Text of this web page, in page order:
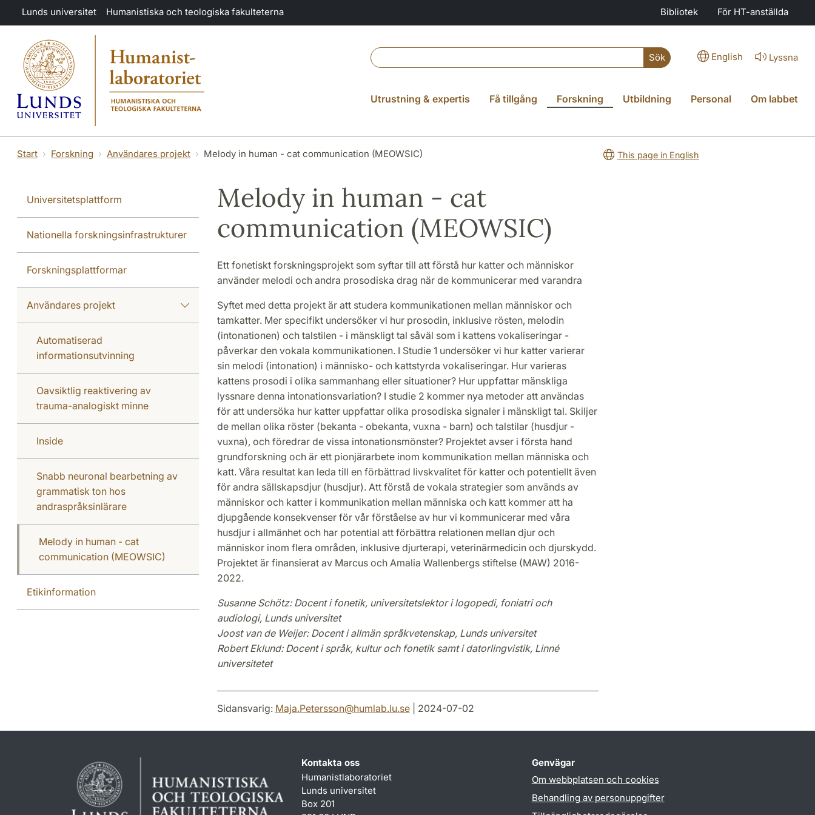
Hoppa till huvudinnehåll
Lunds universitet Humanistiska och teologiska fakulteterna Bibliotek För HT-anställda
Sök English Lyssna
Utrustning & expertis Få tillgång Forskning Utbildning Personal Om labbet
Start Forskning Användares projekt Melody in human - cat communication (MEOWSIC) This page in English
Universitetsplattform
Nationella forskningsinfrastrukturer
Forskningsplattformar
Användares projekt
Automatiserad
informationsutvinning
Oavsiktlig reaktivering av
trauma-analogiskt minne
Inside
Snabb neuronal bearbetning av
grammatisk ton hos
andraspråksinlärare
Melody in human - cat
communication (MEOWSIC)
Etikinformation
Melody in human - cat
communication (MEOWSIC)
Ett fonetiskt forskningsprojekt som syftar till att förstå hur katter och människor
använder melodi och andra prosodiska drag när de kommunicerar med varandra
Syftet med detta projekt är att studera kommunikationen mellan människor och
tamkatter. Mer specifikt undersöker vi hur prosodin, inklusive rösten, melodin
(intonationen) och talstilen - i mänskligt tal såväl som i kattens vokaliseringar -
påverkar den vokala kommunikationen. I Studie 1 undersöker vi hur katter varierar
sin melodi (intonation) i människo- och kattstyrda vokaliseringar. Hur varieras
kattens prosodi i olika sammanhang eller situationer? Hur uppfattar mänskliga
lyssnare denna intonationsvariation? I studie 2 kommer nya metoder att användas
för att undersöka hur katter uppfattar olika prosodiska signaler i mänskligt tal. Skiljer
de mellan olika röster (bekanta - obekanta, vuxna - barn) och talstilar (husdjur -
vuxna), och föredrar de vissa intonationsmönster? Projektet avser i första hand
grundforskning och är ett pionjärarbete inom kommunikation mellan människa och
katt. Våra resultat kan leda till en förbättrad livskvalitet för katter och potentiellt även
för andra sällskapsdjur (husdjur). Att förstå de vokala strategier som används av
människor och katter i kommunikation mellan människa och katt kommer att ha
djupgående konsekvenser för vår förståelse av hur vi kommunicerar med våra
husdjur i allmänhet och har potential att förbättra relationen mellan djur och
människor inom flera områden, inklusive djurterapi, veterinärmedicin och djurskydd.
Projektet är finansierat av Marcus och Amalia Wallenbergs stiftelse (MAW) 2016-
2022.
Susanne Schötz: Docent i fonetik, universitetslektor i logopedi, foniatri och
audiologi, Lunds universitet
Joost van de Weijer: Docent i allmän språkvetenskap, Lunds universitet
Robert Eklund: Docent i språk, kultur och fonetik samt i datorlingvistik, Linné
universitetet
Sidansvarig: Maja.Petersson@humlab.lu.se| 2024-07-02
Kontakta oss
Humanistlaboratoriet
Lunds universitet
Box 201
Genvägar
Om webbplatsen och cookies
Behandling av personuppgifter